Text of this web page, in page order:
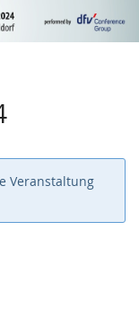
Veranstaltung